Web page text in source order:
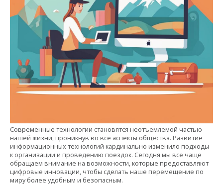
Cовременные технологии становятся неотъемлемой частью
нашей жизни, проникнув во все аспекты общества. Развитие
информационных технологий кардинально изменило подходы
к организации и проведению поездок. Сегодня мы все чаще
обращаем внимание на возможности, которые предоставляют
цифровые инновации, чтобы сделать наше перемещение по
миру более удобным и безопасным.